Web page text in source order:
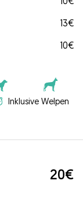
13€
10€
Inklusive Welpen
20€